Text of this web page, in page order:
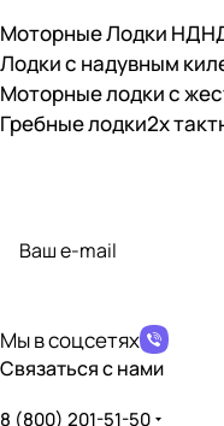
Моторные Лодки
Лодки с надувным
Моторные лодки с
Гребные лодки2х
Мы в соцсетях
Связаться с нами
8 (800) 201-51-50